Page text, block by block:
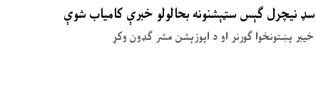
نیچرل ګېس سټېشنونه بحالولو خبرې کامیاب شوې
پښتونخوا ګورنر او د اپوزېشن مشر ګډون وکړ